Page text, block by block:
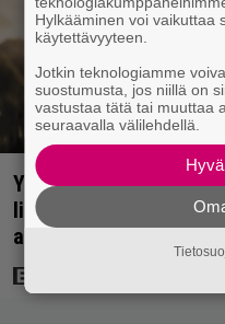
Yöllä tv:ssä:
lihakset nopeasti
arvosana on 7,6
Hylkääminen voi vaikuttaa
käytettävyyteen.
Jotkin teknologiamme
suostumusta, jos niillä on
vastustaa tätä tai muuttaa
seuraavalla välilehdellä.